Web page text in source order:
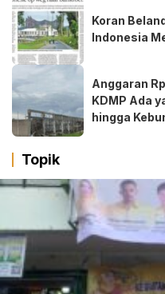
Koran
Indonesia
Anggaran
KDMP Ada
hingga
Topik